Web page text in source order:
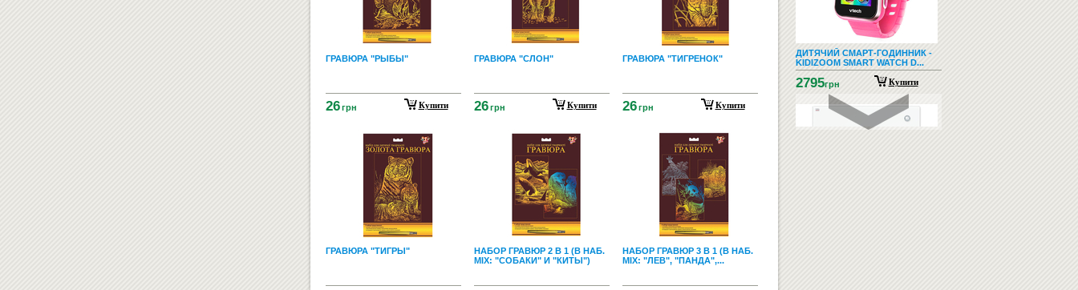
ГРАВЮРА "РЫБЫ"
26 грн Купити
ГРАВЮРА "СЛОН"
26 грн Купити
ГРАВЮРА "ТИГРЕНОК"
26 грн Купити
ГРАВЮРА "ТИГРЫ"
НАБОР ГРАВЮР 2 В 1 (В НАБ.
МIХ: "СОБАКИ" И "КИТЫ")
НАБОР ГРАВЮР 3 В 1 (В НАБ.
МIХ: "ЛЕВ", "ПАНДА",...
ДИТЯЧИЙ СМАРТ-ГОДИННИК -
KIDIZOOM SMART WATCH D...
2795грн Купити